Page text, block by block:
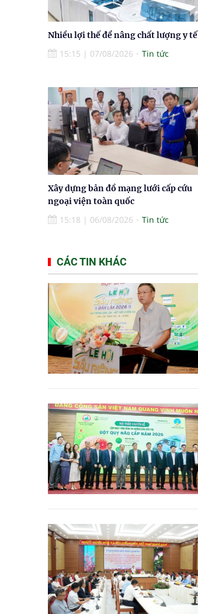
Nhiều lợi thế để nâng chất lượng y tế
15:15 | 07/08/2026 Tin tức
Xây dựng bản đồ mạng lưới cấp cứu
ngoại viện toàn quốc
15:18 | 06/08/2026 Tin tức
CÁC TIN KHÁC